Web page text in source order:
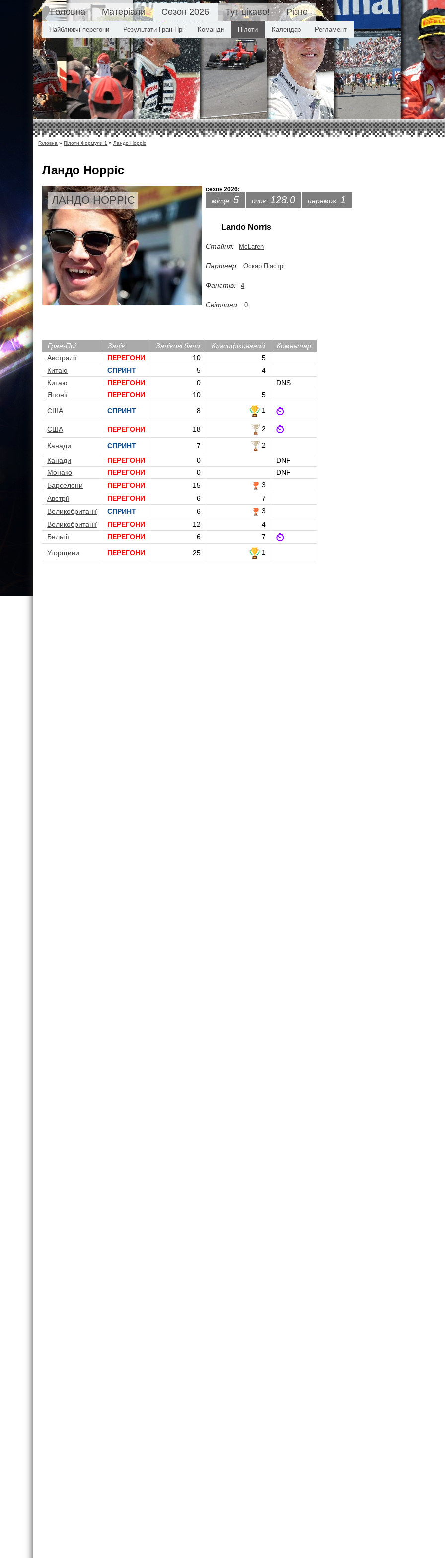
Головна Матеріали Сезон 2026
Найближчі перегони Результати Гран-Прі Команди Пілоти Календар Регламент
Тут цікаво! Різне
Головна »Пілоти Формули 1 » Ландо Норріс
Ландо Норріс
ЛАНДО НОРРІС
сезон 2026:
місце:5 очок: 128.0 перемог: 1
Lando Norris
Стайня: McLaren
Партнер: Оскар Піастрі
Фанатів: 4
Світлини: 0
Гран-Прі Залік Залікові бали Класифікований
Коментар
Австралії
ПЕРЕГОНИ 10
5
Китаю
СПРИНТ 5
4
Китаю
ПЕРЕГОНИ 0
DNS
Японії
ПЕРЕГОНИ 10
5
США
СПРИНТ 8 1
США ПЕРЕГОНИ 18 2
Канади СПРИНТ 7
2
Канади
ПЕРЕГОНИ 0
DNF
Монако
ПЕРЕГОНИ 0
DNF
Барселони
ПЕРЕГОНИ 15
3
Австрії
ПЕРЕГОНИ 6
7
Великобританії
СПРИНТ 6
3
Великобританії
ПЕРЕГОНИ 12
4
Бельгії
ПЕРЕГОНИ 6 7
Угорщини ПЕРЕГОНИ 25 1